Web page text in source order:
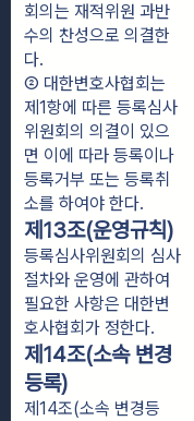
회의는 재적위원 과반
수의 찬성으로 의결한
다.
② 대한변호사협회는
제1항에 따른 등록심사
위원회의 의결이 있으
면 이에 따라 등록이나
등록거부 또는 등록취
소를 하여야 한다.
제13조(운영규칙)
등록심사위원회의 심사
절차와 운영에 관하여
필요한 사항은 대한변
호사협회가 정한다.
제14조(소속 변경
등록)
제14조(소속 변경등